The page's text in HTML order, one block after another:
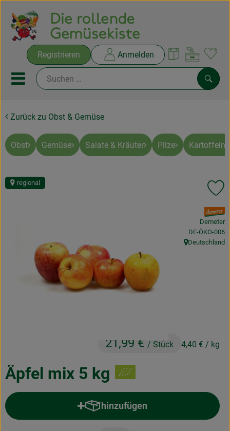
Registrieren Anmelden
Mobiles Menu öffnen oder
Ökokisten
Rezepte
Frisches
Naturkost
Lieferservice
Über uns
Zurück zu Obst & Gemüse
Obst Gemüse Salate & Kräuter Pilze Kartoffeln
Äpfel mix 5 kg
21,99 € / Stück 4,40 € / kg
regional
, Verband:
Demeter
, Kontrollstelle:
DE-ÖKO-006
, Herkunft:
Deutschland
hinzufügen
Produkt zum Warenkorb